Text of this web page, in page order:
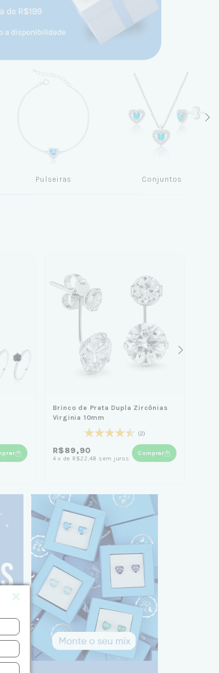
Pulseiras Conjuntos
Brinco de Prata Dupla Zircônias
Virginia 10mm
(2)
R$89,90
4 x de R$22,48 sem juros
Comprar